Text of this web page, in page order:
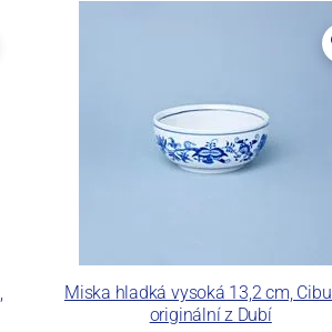
Miska hladká vysoká 13,2 cm,
originální z Dubí